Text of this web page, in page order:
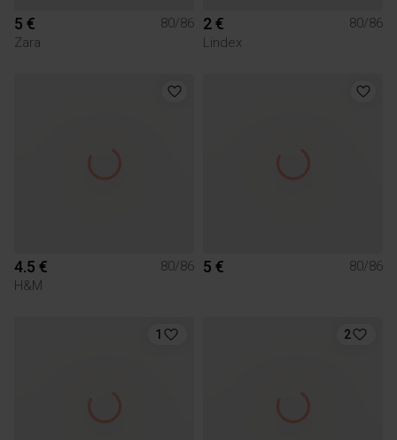
5 €
80/86
Zara
2 €
80/86
Lindex
4.5 €
80/86
H&M
5 € 80/86
1 2